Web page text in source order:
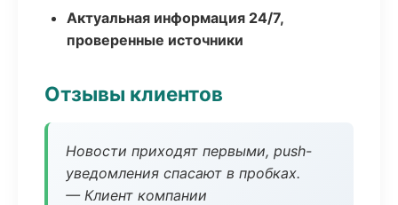
Актуальная информация 24/7,
проверенные источники
Отзывы клиентов
Новости приходят первыми, push-
уведомления спасают в пробках.
— Клиент компании